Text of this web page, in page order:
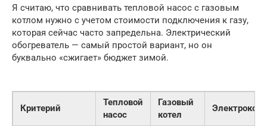
Я считаю, что сравнивать тепловой насос с газовым
котлом нужно с учетом стоимости подключения к газу,
которая сейчас часто запредельна. Электрический
обогреватель — самый простой вариант, но он
буквально «сжигает» бюджет зимой.
Критерий
Тепловой
насос
Газовый
котел